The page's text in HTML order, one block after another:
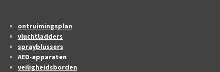
ontruimingsplan
vluchtladders
sprayblussers
AED-apparaten
veiligheidsborden